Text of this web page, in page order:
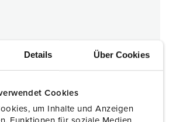
Details Über Cookies
Cookies
um Inhalte und Anzeigen